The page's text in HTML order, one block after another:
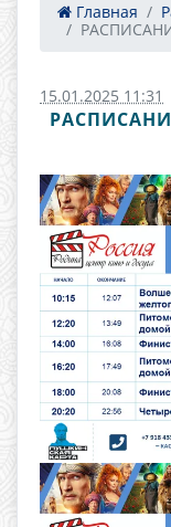
Главная
15.01.2025 11:31